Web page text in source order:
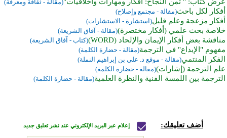
(مقالة - ثقافة ومعرفة)
أفكار لكل باحث(مقالة - مجتمع وإصلاح)
أفكار مزعجة وعلم قليل(استشارة - الاستشارات)
خلاصة بحث علمي (أفكار مختصرة)(مقالة - آفاق الشريعة)
مناقشة بعض أفكار الإيمان والإلحاد (WORD) (كتاب - آفاق الشريعة)
مفهوم "الإبداع" في الترجمة(مقالة - حضارة الكلمة)
الفكر المنتمي(مقالة - موقع د. علي بن إبراهيم النملة)
علم الترجمة (إشارات)(مقالة - حضارة الكلمة)
الترجمة بين اللمسة الفنية والنظرة العلمية(مقالة - حضارة الكلمة)
أضف تعليقك: إعلام عبر البريد الإلكتروني عند نشر تعليق جديد